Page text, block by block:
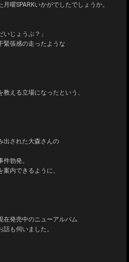
曜SPARKいかがでしたでしょうか。
いじょうぶ？」
緊張感の走ったような
える立場になったという、
出された大森さんの
勃発。
内できるように、
在発売中のニューアルバム
話も伺いました。